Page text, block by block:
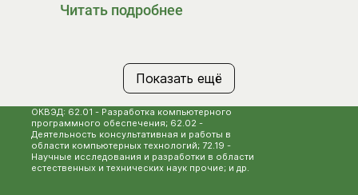
Читать подробнее
Показать ещё
ОКВЭД: 62.01 - Разработка компьютерного
программного обеспечения; 62.02 -
Деятельность консультативная и работы в
области компьютерных технологий; 72.19 -
Научные исследования и разработки в области
естественных и технических наук прочие; и др.